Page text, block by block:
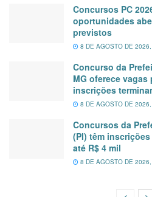
Concursos PC
oportunidades
previstos
8 DE AGOSTO DE
Concurso da
MG oferece
inscrições
8 DE AGOSTO DE
Concursos da
(PI) têm
até R$ 4 mil
8 DE AGOSTO DE